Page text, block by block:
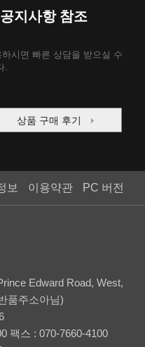
지사항 참조
시면 빠른 상담을 받으실 수
.
상품 구매 후기
보 이용약관 PC 버전
Edward Road, West,
품주소아님)
팩스 : 070-7660-4100